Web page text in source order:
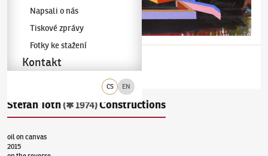
CS EN
Napsali o nás
Tiskové zprávy
Fotky ke stažení
Kontakt
Štefan Tóth(✱ 1974)Constructions
oil on canvas
2015